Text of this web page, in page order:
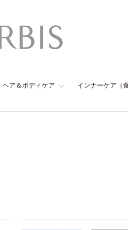
ヘア＆ボディケア インナーケア（